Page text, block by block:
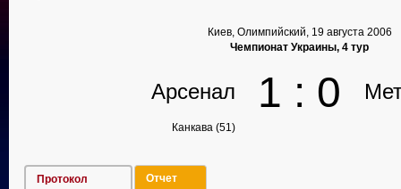
Киев, Олимпийский, 19 августа 2006
Чемпионат Украины, 4 тур
Арсенал 1 : 0
Канкава (51)
Протокол Отчет